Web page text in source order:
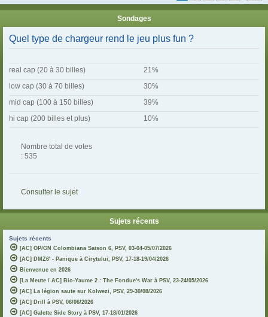
Sondages
Quel type de chargeur rend le jeu plus fun ?
real cap (20 à 30 billes)
21%
low cap (30 à 70 billes)
30%
mid cap (100 à 150 billes)
39%
hi cap (200 billes et plus)
10%
Nombre total de votes
: 535
Consulter le sujet
Sujets récents
Sujets récents
[AC] OP/GN Colombiana Saison 6, PSV, 03-04-05/07/2026
[AC] DMZ6' - Panique à Cirytului, PSV, 17-18-19/04/2026
Bienvenue en 2026
[La Meute / AC] Bio-Yaume 2 : The Fondue's War à PSV, 23-24/05/2026
[AC] La légion saute sur Kolwezi, PSV, 29-30/08/2026
[AC] Drill à PSV, 06/06/2026
[AC] Galette Side Story à PSV, 17-18/01/2026